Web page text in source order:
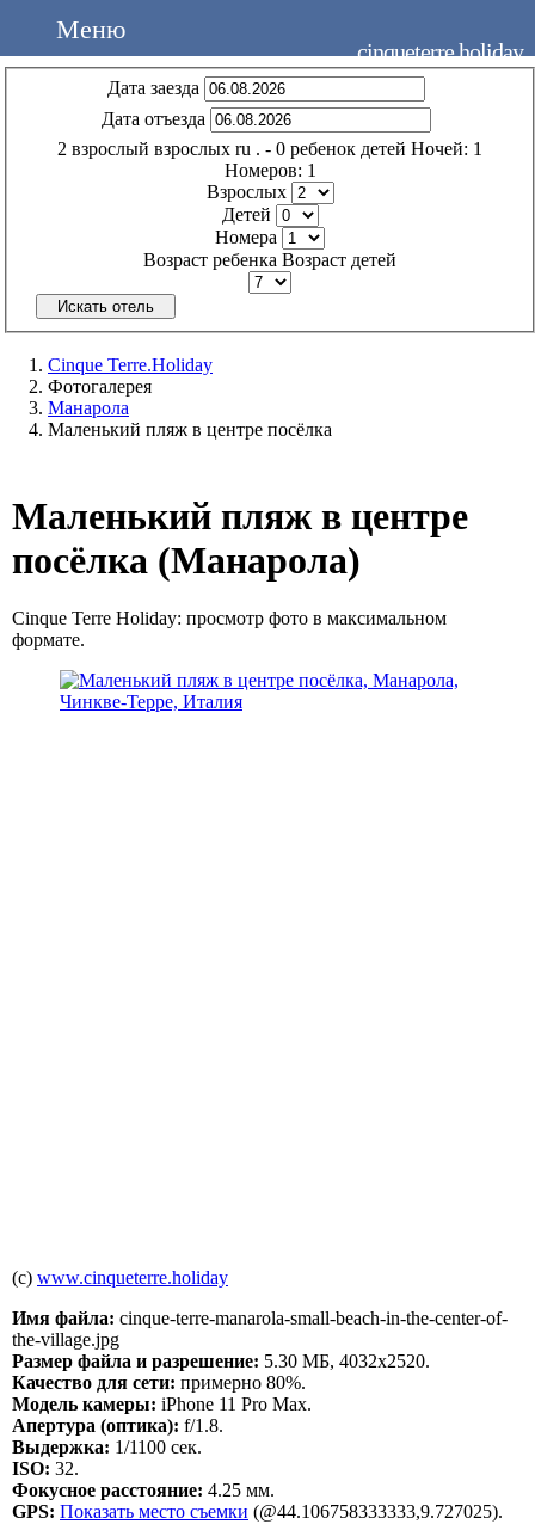
Меню
cinqueterre.holiday
Дата заезда
Дата отъезда
2 взрослый взрослых ru . - 0 ребенок детей Ночей: 1
Номеров: 1
Взрослых
Детей
Номера
Возраст ребенка Возраст детей
Искать отель
Cinque Terre.Holiday
Фотогалерея
Манарола
Маленький пляж в центре посёлка
Маленький пляж в центре
посёлка (Манарола)
Cinque Terre Holiday: просмотр фото в максимальном
формате.
(c) www.cinqueterre.holiday
Имя файла: cinque-terre-manarola-small-beach-in-the-center-of-
the-village.jpg
Размер файла и разрешение: 5.30 МБ, 4032x2520.
Качество для сети: примерно 80%.
Модель камеры: iPhone 11 Pro Max.
Апертура (оптика): f/1.8.
Выдержка: 1/1100 сек.
ISO: 32.
Фокусное расстояние: 4.25 мм.
GPS: Показать место съемки (@44.106758333333,9.727025).